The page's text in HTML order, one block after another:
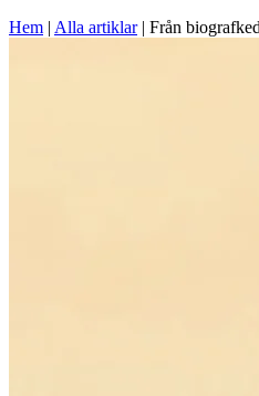
Hem | Alla artiklar| Från